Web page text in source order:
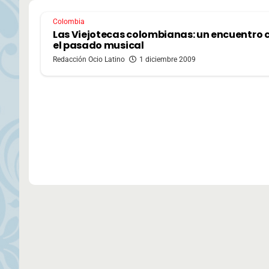
Colombia
Las Viejotecas colombianas: un encuentro
el pasado musical
Redacción Ocio Latino 1 diciembre 2009